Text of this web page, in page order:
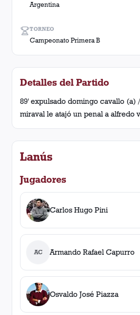
TORNEO
Campeonato Primera B
Argentina
Detalles del Partido
89' expulsado domingo cavallo (a)
miraval le atajó un penal a alfredo
Lanús
Jugadores
Carlos Hugo Pini
AC Armando Rafael Capurro
Osvaldo José Piazza